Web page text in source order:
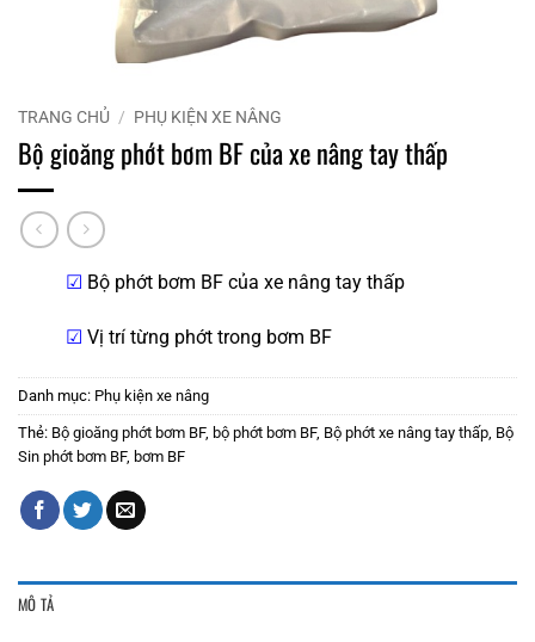
TRANG CHỦ / PHỤ KIỆN XE NÂNG
Bộ gioăng phớt bơm BF của xe nâng tay thấp
☑ Bộ phớt bơm BF của xe nâng tay thấp
☑ Vị trí từng phớt trong bơm BF
Danh mục: Phụ kiện xe nâng
Thẻ: Bộ gioăng phớt bơm BF, bộ phớt bơm BF, Bộ phớt xe nâng tay thấp, Bộ
Sin phớt bơm BF, bơm BF
MÔ TẢ